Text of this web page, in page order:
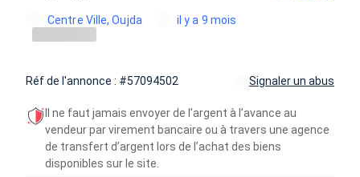
Centre Ville, Oujda il y a 9 mois
Réf de l'annonce : #57094502 Signaler un abus
Il ne faut jamais envoyer de l’argent à l’avance au
vendeur par virement bancaire ou à travers une agence
de transfert d’argent lors de l’achat des biens
disponibles sur le site.